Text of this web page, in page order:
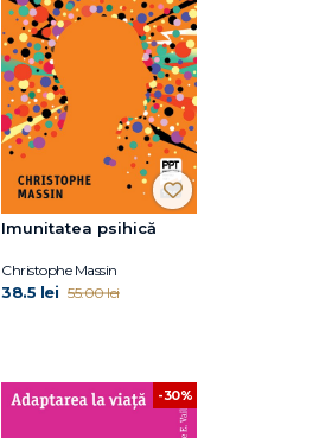
Imunitatea psihică
Christophe Massin
38.5 lei 55.00 lei
-30%